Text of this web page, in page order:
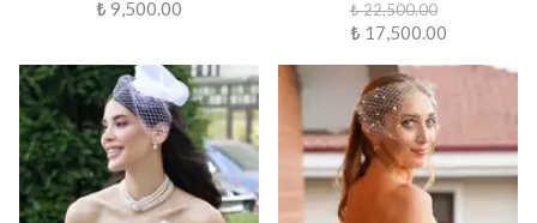
₺ 9,500.00 ₺ 22,500.00
₺ 17,500.00